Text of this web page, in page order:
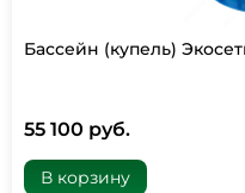
Бассейн (купель)
55 100 руб.
В корзину